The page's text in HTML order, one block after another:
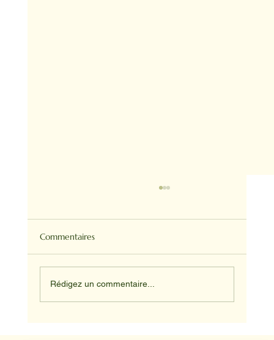
Commentaires
Rédigez un commentaire...